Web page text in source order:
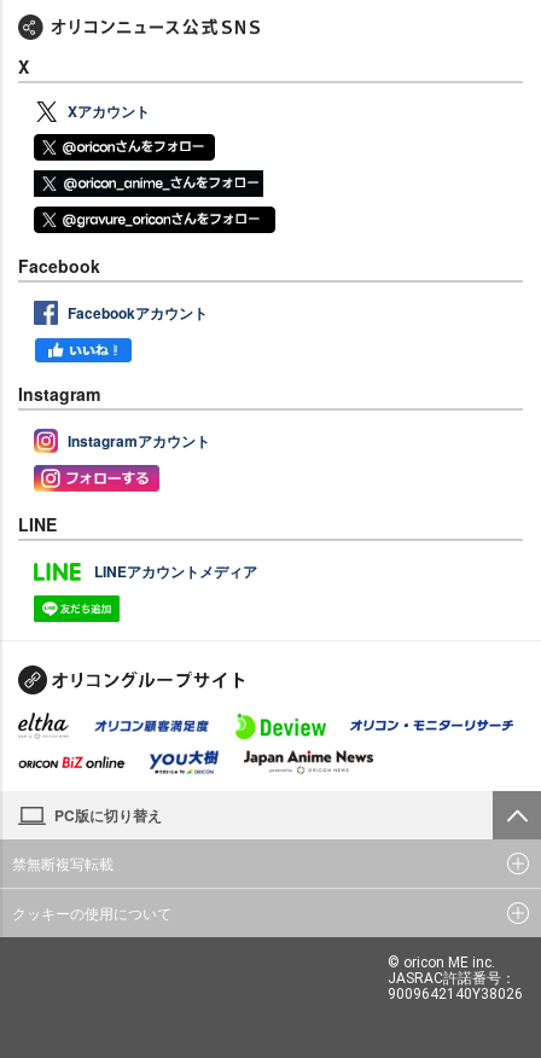
X
Xアカウント
Facebook
Facebookアカウント
Instagram
Instagramアカウント
LINE
LINEアカウントメディア
PC版に切り替え
禁無断複写転載
クッキーの使用について
© oricon ME inc.
JASRAC許諾番号：
9009642140Y38026